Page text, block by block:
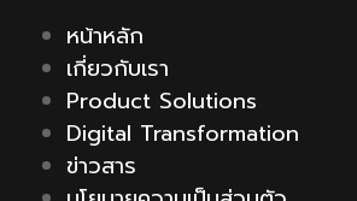
หน้าหลัก
เกี่ยวกับเรา
Product Solutions
Digital Transformation
ข่าวสาร